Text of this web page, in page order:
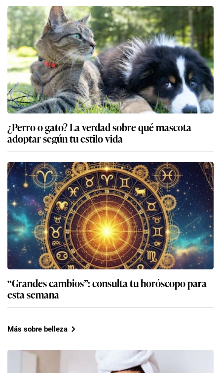
¿Perro o gato? La verdad sobre qué mascota
adoptar según tu estilo vida
“Grandes cambios”: consulta tu horóscopo para
esta semana
Más sobre belleza